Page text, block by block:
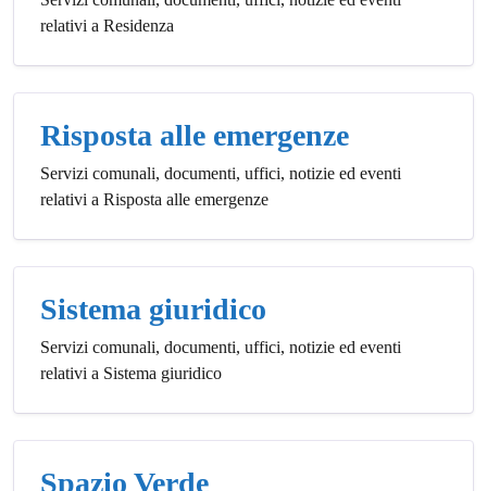
relativi a Residenza
Risposta alle emergenze
Servizi comunali, documenti, uffici, notizie ed eventi
relativi a Risposta alle emergenze
Sistema giuridico
Servizi comunali, documenti, uffici, notizie ed eventi
relativi a Sistema giuridico
Spazio Verde